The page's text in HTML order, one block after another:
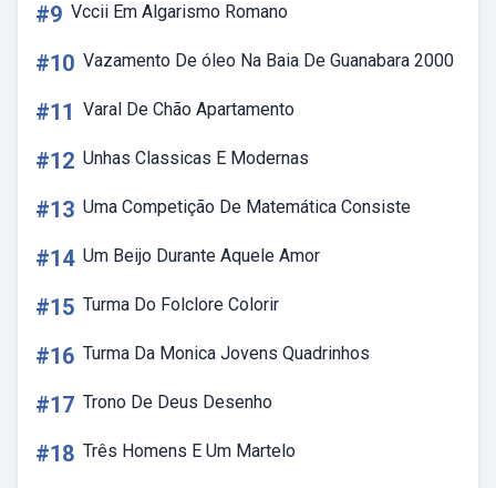
#9 Vccii Em Algarismo Romano
#10 Vazamento De óleo Na Baia De Guanabara 2000
#11 Varal De Chão Apartamento
#12 Unhas Classicas E Modernas
#13 Uma Competição De Matemática Consiste
#14 Um Beijo Durante Aquele Amor
#15 Turma Do Folclore Colorir
#16 Turma Da Monica Jovens Quadrinhos
#17 Trono De Deus Desenho
#18 Três Homens E Um Martelo